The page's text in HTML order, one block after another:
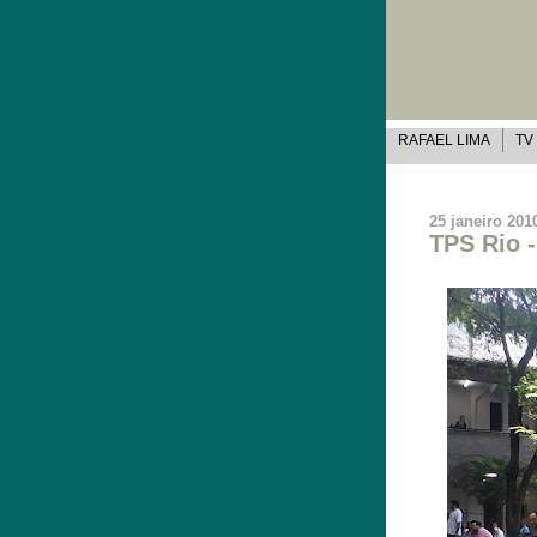
RAFAEL LIMA TV
25 janeiro
TPS Rio